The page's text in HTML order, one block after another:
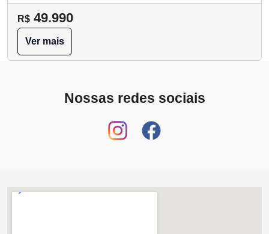
R$ 49.990
Ver mais
Nossas redes sociais